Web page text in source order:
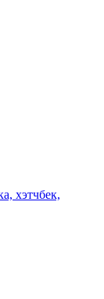
хэтчбек,